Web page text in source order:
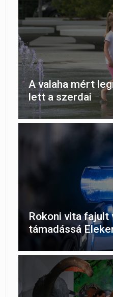
A valaha mért
lett a szerdai
Rokoni vita fajult
támadássá